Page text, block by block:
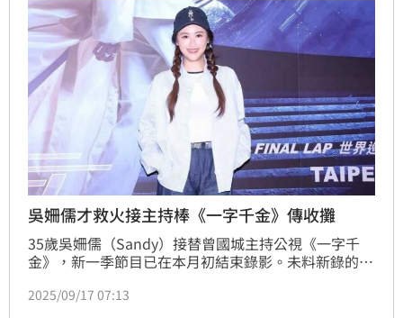
吳姍儒才救火接主持棒《一字千金》傳收攤
35歲吳姍儒（Sandy）接替曾國城主持公視《一字千
金》，新一季節目已在本月初結束錄影。未料新錄的內
料結束的原因竟是製作單位與主持人之間，有著無法溝
2025/09/17 07:13